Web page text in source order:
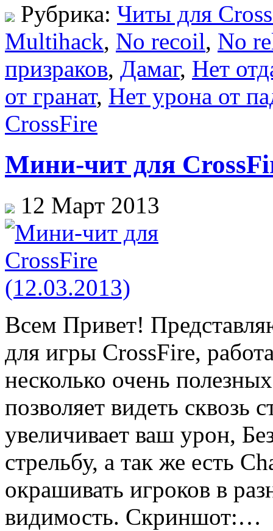
Рубрика: Читы для
Multihack, No recoil, No
призраков, Дамаг, Нет
от гранат, Нет урона от
CrossFire
Мини-чит для
12 Март 2013
Всем Привет!
для игры CrossFire,
несколько очень
позволяет видеть
увеличивает ваш урон,
стрельбу, а так же есть
окрашивать игроков в
видимость. Скриншот:…